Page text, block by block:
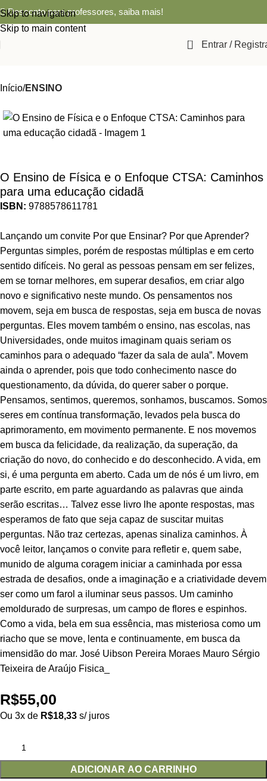
Skip to navigation
Skip to main content
Desconto para professores, saiba mais!
0 Entrar /
Início ENSINO
O Ensino de Física e o Enfoque CTSA: Caminhos
para uma educação cidadã
ISBN: 9788578611781
Lançando um convite Por que Ensinar? Por que Aprender?
Perguntas simples, porém de respostas múltiplas e em certo
sentido difíceis. No geral as pessoas pensam em ser felizes,
em se tornar melhores, em superar desafios, em criar algo
novo e significativo neste mundo. Os pensamentos nos
movem, seja em busca de respostas, seja em busca de novas
perguntas. Eles movem também o ensino, nas escolas, nas
Universidades, onde muitos imaginam quais seriam os
caminhos para o adequado “fazer da sala de aula”. Movem
ainda o aprender, pois que todo conhecimento nasce do
questionamento, da dúvida, do querer saber o porque.
Pensamos, sentimos, queremos, sonhamos, buscamos. Somos
seres em contínua transformação, levados pela busca do
aprimoramento, em movimento permanente. E nos movemos
em busca da felicidade, da realização, da superação, da
criação do novo, do conhecido e do desconhecido. A vida, em
si, é uma pergunta em aberto. Cada um de nós é um livro, em
parte escrito, em parte aguardando as palavras que ainda
serão escritas… Talvez esse livro lhe aponte respostas, mas
esperamos de fato que seja capaz de suscitar muitas
perguntas. Não traz certezas, apenas sinaliza caminhos. À
você leitor, lançamos o convite para refletir e, quem sabe,
munido de alguma coragem iniciar a caminhada por essa
estrada de desafios, onde a imaginação e a criatividade devem
ser como um farol a iluminar seus passos. Um caminho
emoldurado de surpresas, um campo de flores e espinhos.
Como a vida, bela em sua essência, mas misteriosa como um
riacho que se move, lenta e continuamente, em busca da
imensidão do mar. José Uibson Pereira Moraes Mauro Sérgio
Teixeira de Araújo Fisica_
R$55,00
Ou 3x de R$18,33 s/ juros
ADICIONAR AO CARRINHO